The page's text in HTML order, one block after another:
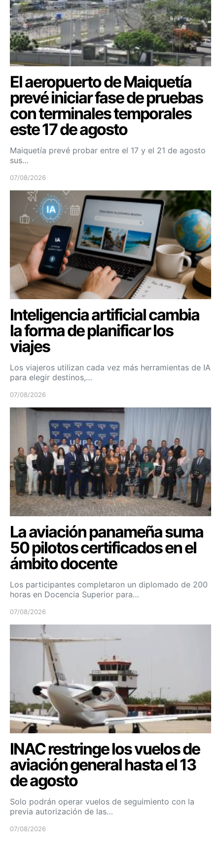
El aeropuerto de Maiquetía
prevé iniciar fase de pruebas
con terminales temporales
este 17 de agosto
Maiquetía prevé probar entre el 17 y el 21 de agosto
sus…
07/08/2026
Inteligencia artificial cambia
la forma de planificar los
viajes
Los viajeros utilizan cada vez más herramientas de IA
para elegir destinos,…
07/08/2026
La aviación panameña suma
50 pilotos certificados en el
ámbito docente
Los participantes completaron un diplomado de 200
horas en Docencia Superior para…
07/08/2026
INAC restringe los vuelos de
aviación general hasta el 13
de agosto
Solo podrán operar vuelos de seguimiento con la
previa autorización de las…
07/08/2026